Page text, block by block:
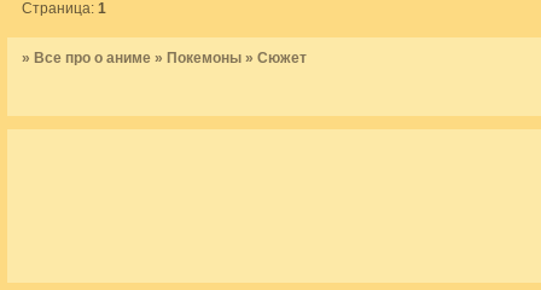
Страница:1
» Все про о аниме » Покемоны »Сюжет